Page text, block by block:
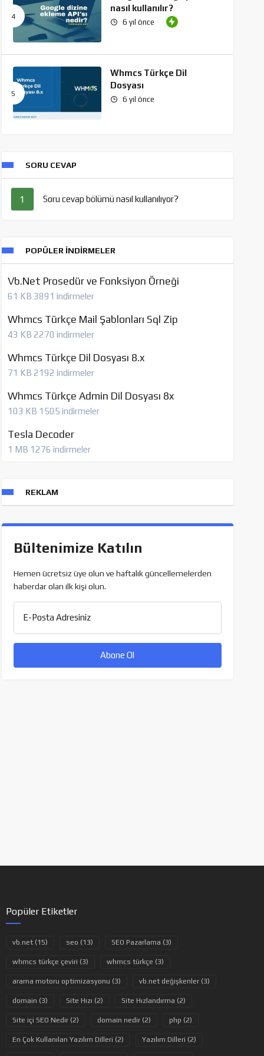
nasıl kullanılır?
6 yıl önce
Whmcs Türkçe Dil
Dosyası
6 yıl önce
SORU CEVAP
1 Soru cevap bölümü nasıl kullanılıyor?
POPÜLER İNDIRMELER
Vb.Net Prosedür ve Fonksiyon Örneği
61 KB 3891 indirmeler
Whmcs Türkçe Mail Şablonları Sql Zip
43 KB 2270 indirmeler
Whmcs Türkçe Dil Dosyası 8.x
71 KB 2192 indirmeler
Whmcs Türkçe Admin Dil Dosyası 8x
103 KB 1505 indirmeler
Tesla Decoder
1 MB 1276 indirmeler
REKLAM
Bültenimize Katılın
Hemen ücretsiz üye olun ve haftalık güncellemelerden
haberdar olan ilk kişi olun.
E-Posta Adresiniz
Popüler Etiketler
vb.net (15) seo (13) SEO Pazarlama (3)
whmcs türkçe çeviri (3) whmcs türkçe (3)
arama motoru optimizasyonu (3) vb.net değişkenler (3)
domain (3) Site Hızı (2) Site Hızlandırma (2)
Site içi SEO Nedir (2) domain nedir (2) php (2)
En Çok Kullanılan Yazılım Dilleri (2) Yazılım Dilleri (2)